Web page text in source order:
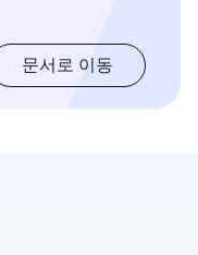
문서로 이동